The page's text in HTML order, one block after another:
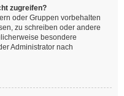
zugreifen?
oder Gruppen vorbehalten
zu schreiben oder andere
besondere
Administrator nach